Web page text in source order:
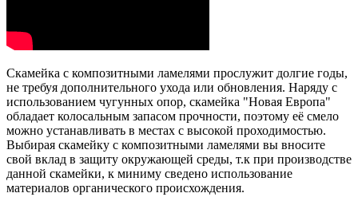
Скамейка с композитными ламелями прослужит долгие годы,
не требуя дополнительного ухода или обновления. Наряду с
использованием чугунных опор, скамейка "Новая Европа"
обладает колосальным запасом прочности, поэтому её смело
можно устанавливать в местах с высокой проходимостью.
Выбирая скамейку с композитными ламелями вы вносите
свой вклад в защиту окружающей среды, т.к при производстве
данной скамейки, к миниму сведено использование
материалов органического происхождения.